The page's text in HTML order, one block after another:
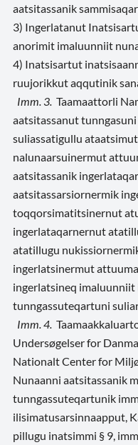
aatsitassanik
3) Ingerlatanut
anorimit imaluunniit
4) Inatsisartut
ruujorikkut aqqutinik
Imm. 3. Taamaattorli
aatsitassanut
suliassatigullu
nalunaarsuinermut
aatsitassanik
aatsitassarsiornermik
toqqorsimatitsinernut
ingerlataqarnernut
atatillugu
ingerlatsinermut
ingerlatsineq
tunngassuteqartuni
Imm. 4.
Undersøgelser for
Nationalt Center for
Nunaanni aatsitassanik
tunngassuteqartunik
ilisimatusarsinnaapput,
pillugu inatsimmi § 9,